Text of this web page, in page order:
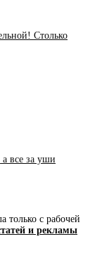
Столько
все за уши
только с рабочей
и рекламы